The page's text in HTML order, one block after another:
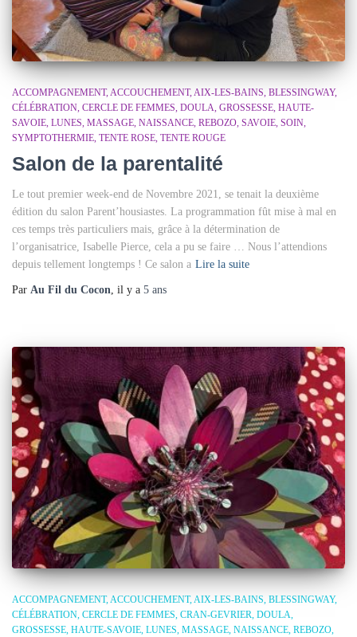
ACCOMPAGNEMENT ACCOUCHEMENT AIX-LES-BAINS BLESSINGWAY
CÉLÉBRATION CERCLE DE FEMMES DOULA GROSSESSE HAUTE-
SAVOIE LUNES MASSAGE NAISSANCE REBOZO SAVOIE SOIN
SYMPTOTHERMIE TENTE ROSE TENTE ROUGE
Salon de la parentalité
Le tout premier week-end de Novembre 2021, se tenait la deuxième
édition du salon Parent’housiastes. La programmation fût mise à mal en
ces temps très particuliers mais, grâce à la détermination de
l’organisatrice, Isabelle Pierce, cela a pu se faire … Nous l’attendions
depuis tellement longtemps ! Ce salon a Lire la suite
Par Au Fil du Cocon , il y a 5 ans
ACCOMPAGNEMENT ACCOUCHEMENT AIX-LES-BAINS BLESSINGWAY
CÉLÉBRATION CERCLE DE FEMMES CRAN-GEVRIER DOULA
GROSSESSE HAUTE-SAVOIE LUNES MASSAGE NAISSANCE REBOZO